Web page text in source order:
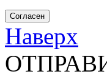
Согласен
Наверх